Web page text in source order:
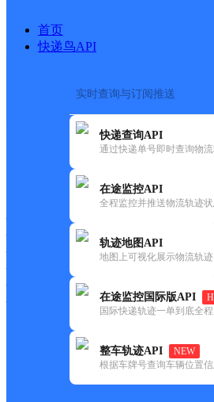
首页
快递鸟API
实时查询与订阅推送
快递查询API
通过快递单号即时查询物
在途监控API
全程监控并推送物流轨迹
轨迹地图API
地图上可视化展示物流轨迹
在途监控国际版API
国际快递轨迹一单到底全
整车轨迹API
NEW
根据车牌号查询车辆位置信
快递大全 > 快递网点
快递大全 快运
城市：厦门市 ✕ 快递：速尔快